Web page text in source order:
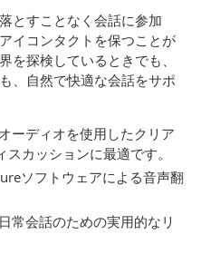
とすことなく会話に参加
イコンタクトを保つことが
を探検しているときでも、
、自然で快適な会話をサポ
ーディオを使用したクリア
カッションに最適です。
ソフトウェアによる音声翻
常会話のための実用的なリ